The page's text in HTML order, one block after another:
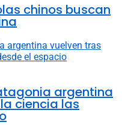
chinos buscan
argentina
ciencia las